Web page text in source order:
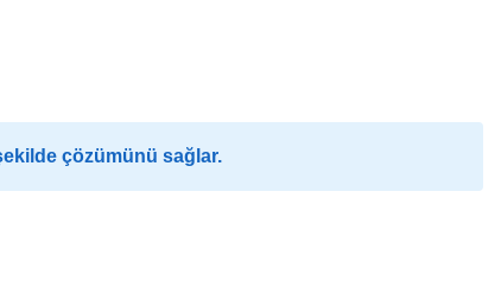
çözümünü sağlar.